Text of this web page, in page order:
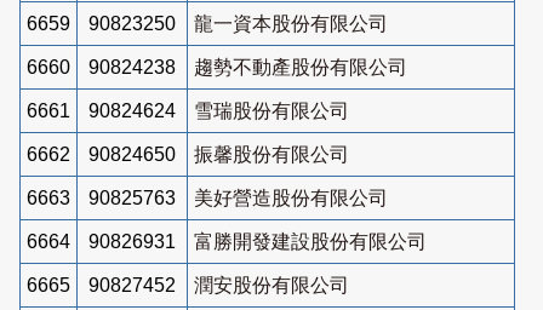
6659 90823250 龍一資本股份有限公司
6660 90824238 趨勢不動產股份有限公司
6661 90824624 雪瑞股份有限公司
6662 90824650 振馨股份有限公司
6663 90825763 美好營造股份有限公司
6664 90826931 富勝開發建設股份有限公司
6665 90827452 潤安股份有限公司